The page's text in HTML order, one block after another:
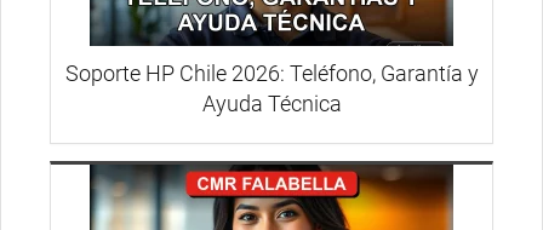
Soporte HP Chile 2026: Teléfono, Garantía y
Ayuda Técnica